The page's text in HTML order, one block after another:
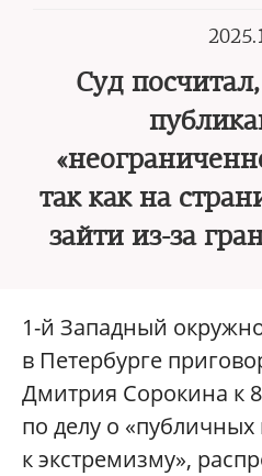
Суд
так как на
зайти из-за
1-й Западный
в Петербурге
Дмитрия Сорокина к
по делу о
к экстремизму»,